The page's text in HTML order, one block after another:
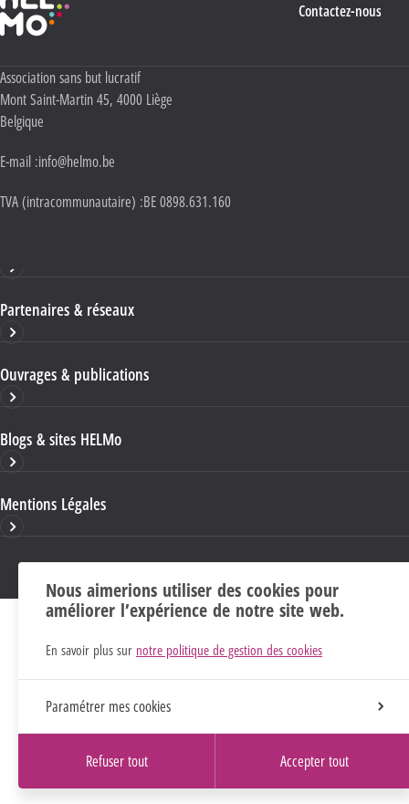
Contactez-nous
Adresse :
Association sans but lucratif
Mont Saint-Martin 45, 4000 Liège
Belgique
E-mail :info@helmo.be
TVA (intracommunautaire) :BE 0898.631.160
Partenaires & réseaux
Ouvrages & publications
Blogs & sites HELMo
Mentions Légales
Nous aimerions utiliser des cookies pour
améliorer l’expérience de notre site web.
En savoir plus sur notre politique de gestion des cookies
Paramétrer mes cookies
Refuser tout Accepter tout